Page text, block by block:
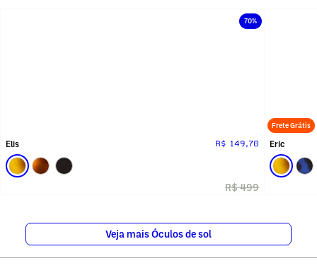
70%
Elis R$ 149,70
R$ 499
Frete Grátis
Eric
Veja mais Óculos de sol